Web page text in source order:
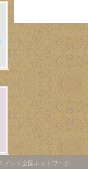
メント全国ネットワーク